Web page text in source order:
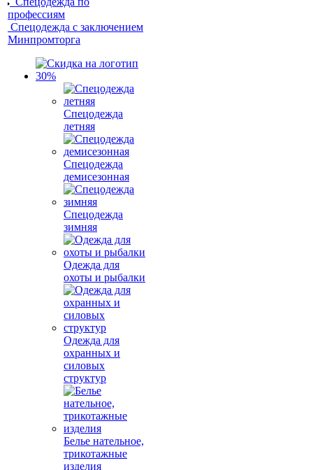
профессиям
Спецодежда с заключением
Минпромторга
Спецодежда
летняя
Спецодежда
демисезонная
Спецодежда
зимняя
Одежда для
охоты и рыбалки
Одежда для
охранных и
силовых
структур
Белье нательное,
трикотажные
изделия